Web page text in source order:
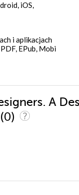
iOS,
i aplikacjach
EPub, Mobi
A
(0)